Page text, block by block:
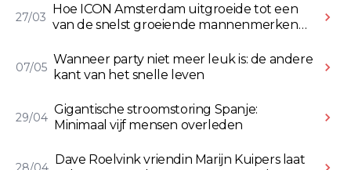
27/03
Hoe ICON Amsterdam uitgroeide tot een
van de snelst groeiende mannenmerken
07/05
Wanneer party niet meer leuk is: de andere
kant van het snelle leven
29/04
Gigantische stroomstoring Spanje:
Minimaal vijf mensen overleden
Dave Roelvink vriendin Marijn Kuipers laat